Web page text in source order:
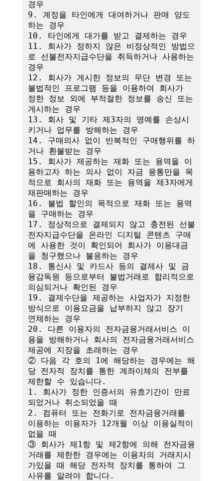
경우
9. 계정을 타인에게 대여하거나 판매 양도
하는 경우
10. 타인에게 대가를 받고 결제하는 경우
11. 회사가 정하지 않은 비정상적인 방법으
로 선불전자지급수단을 취득하거나 사용하는
경우
12. 회사가 게시한 정보의 무단 변경 또는
불법적인 프로그램 등을 이용하여 회사가
정한 정보 외에 부적절한 정보를 송신 또는
게시하는 경우
13. 회사 및 기타 제3자의 명예를 손상시
키거나 업무를 방해하는 경우
14. 구매의사 없이 반복적인 구매행위를 하
거나 환불받는 경우
15. 회사가 제공하는 재화 또는 용역을 이
용하고자 하는 의사 없이 자금 융통만을 목
적으로 회사의 재화 또는 용역을 제3자에게
재판매하는 경우
16. 불법 할인의 목적으로 재화 또는 용역
을 구매하는 경우
17. 정상적으로 결제되지 않고 충전된 선불
전자지급수단을 온라인 디지털 콘텐츠 구매
에 사용한 것이 확인되어 회사가 이용대금
을 청구했으나 불응하는 경우
18. 통신사 및 카드사 등의 결제사 및 금
융감독원 등으로부터 불법거래로 합리적으로
의심되거나 확인된 경우
19. 결제수단을 제공하는 사업자가 지정한
방식으로 이용요금을 납부하지 않고 장기
연체하는 경우
20. 다른 이용자의 전자금융거래서비스 이
용을 방해하거나 회사의 전자금융거래서비스
제공에 지장을 초래하는 경우
② 다음 각 호의 1에 해당하는 경우에는 해
당 전자적 장치를 통한 계좌이체의 전부를
제한할 수 있습니다.
1. 회사가 정한 인증서의 유효기간이 만료
되었거나 취소되었을 때
2. 컴퓨터 또는 전화기로 전자금융거래를
이용하는 이용자가 12개월 이상 이용실적이
없을 때
③ 회사가 제1항 및 제2항에 의해 전자금융
거래를 제한한 경우에는 이용자의 거래지시
가있을 때 해당 전자적 장치를 통하여 그
사유를 알려야 합니다.